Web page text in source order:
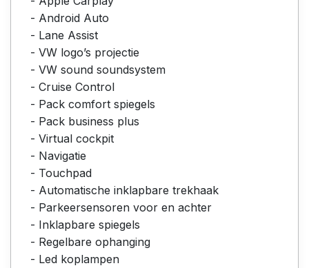
- Android Auto
- Lane Assist
- VW logo’s projectie
- VW sound soundsystem
- Cruise Control
- Pack comfort spiegels
- Pack business plus
- Virtual cockpit
- Navigatie
- Touchpad
- Automatische inklapbare trekhaak
- Parkeersensoren voor en achter
- Inklapbare spiegels
- Regelbare ophanging
- Led koplampen